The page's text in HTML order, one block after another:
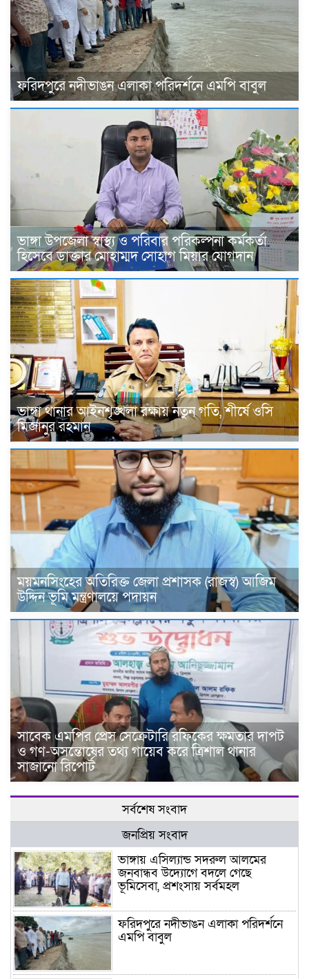
ফরিদপুরে নদীভাঙন এলাকা পরিদর্শনে এমপি বাবুল
ভাঙ্গা উপজেলা স্বাস্থ্য ও পরিবার পরিকল্পনা কর্মকর্তা
হিসেবে ডাক্তার মোহাম্মদ সোহাগ মিয়ার যোগদান
ভাঙ্গা থানার আইনশৃঙ্খলা রক্ষায় নতুন গতি, শীর্ষে ওসি
মিজানুর রহমান
ময়মনসিংহের অতিরিক্ত জেলা প্রশাসক (রাজস্ব) আজিম
উদ্দিন ভূমি মন্ত্রণালয়ে পদায়ন
সাবেক এমপির প্রেস সেক্রেটারি রফিকের ক্ষমতার দাপট
ও গণ-অসন্তোষের তথ্য গায়েব করে ত্রিশাল থানার
সাজানো রিপোর্ট
সর্বশেষ সংবাদ
জনপ্রিয় সংবাদ
ভাঙ্গায় এসিল্যান্ড সদরুল আলমের
জনবান্ধব উদ্যোগে বদলে গেছে
ভূমিসেবা, প্রশংসায় সর্বমহল
ফরিদপুরে নদীভাঙন এলাকা পরিদর্শনে
এমপি বাবুল